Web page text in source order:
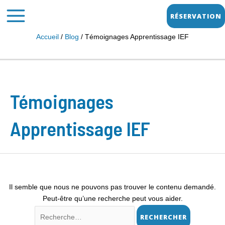
au
MAIN
RÉSERVATION
Accueil Blog Témoignages Apprentissage IEF
Témoignages
Apprentissage IEF
Il semble que nous ne pouvons pas trouver le contenu demandé.
Peut-être qu’une recherche peut vous aider.